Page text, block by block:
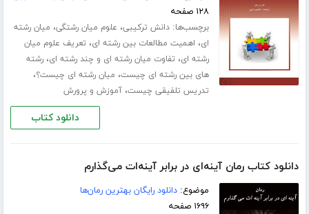
۱۲۸ صفحه
برچسب‌ها:دانش ترکیبی، علوم میان رشتگی، میان رشته
ای، اهمیت مطالعات بین رشته ای، تعریف علوم میان
رشته ای، تفاوت میان رشته ای و چند رشته ای،رشته
های بین رشته ای چیست، میان رشته ای چیست؟،
تدریس تلفیقی چیست،آموزش و پرورش
دانلود کتاب
دانلود کتاب رمان آینه‌ای در برابر آینه‌ات می‌گذارم
موضوع:دانلود رایگان بهترین رمان‌ها
۱۶۹۶ صفحه